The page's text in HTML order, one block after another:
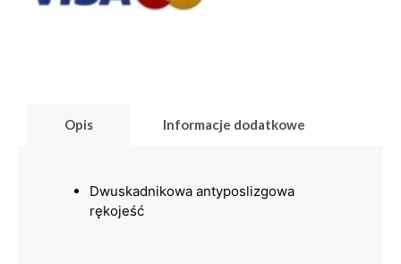
Opis Informacje dodatkowe
Dwuskadnikowa antyposlizgowa
rękojeść